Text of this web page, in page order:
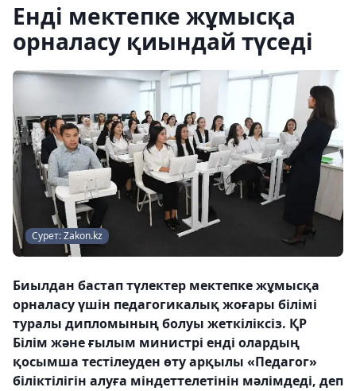
Енді мектепке жұмысқа
орналасу қиындай түседі
Сурет: Zakon.kz
Биылдан бастап түлектер мектепке жұмысқа
орналасу үшін педагогикалық жоғары білімі
туралы дипломының болуы жеткіліксіз. ҚР
Білім және ғылым министрі енді олардың
қосымша тестілеуден өту арқылы «Педагог»
біліктілігін алуға міндеттелетінін мәлімдеді, деп